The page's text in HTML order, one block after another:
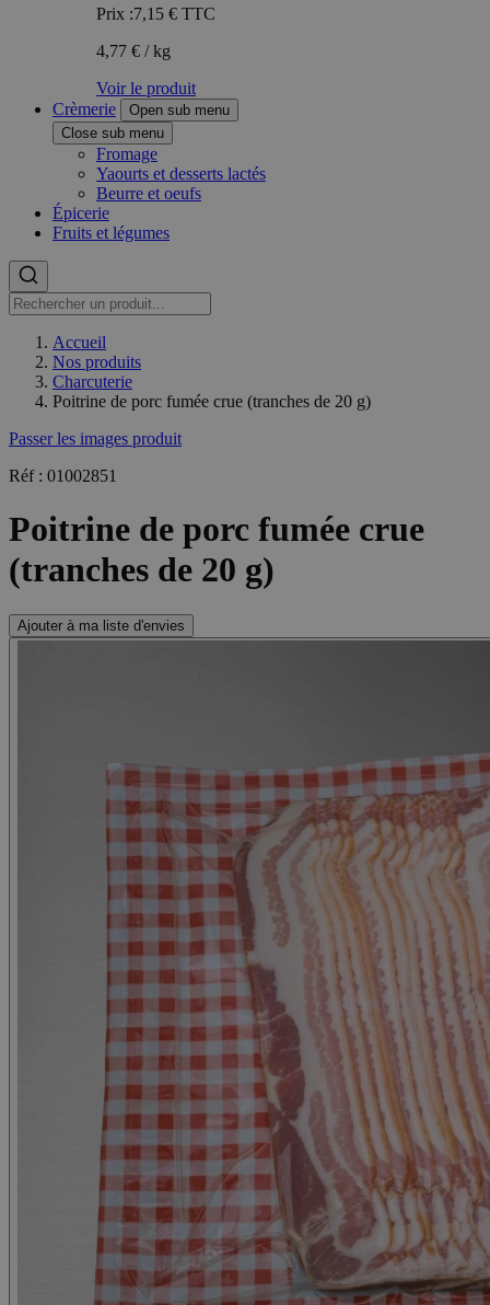
Prix :7,15 € TTC
4,77 € / kg
Voir le produit
Crèmerie
Open sub menu
Close sub menu
Fromage
Yaourts et desserts lactés
Beurre et oeufs
Épicerie
Fruits et légumes
Accueil
Nos produits
Charcuterie
Poitrine de porc fumée crue (tranches de 20 g)
Passer les images produit
Réf : 01002851
Poitrine de porc fumée crue
(tranches de 20 g)
Ajouter à ma liste d'envies